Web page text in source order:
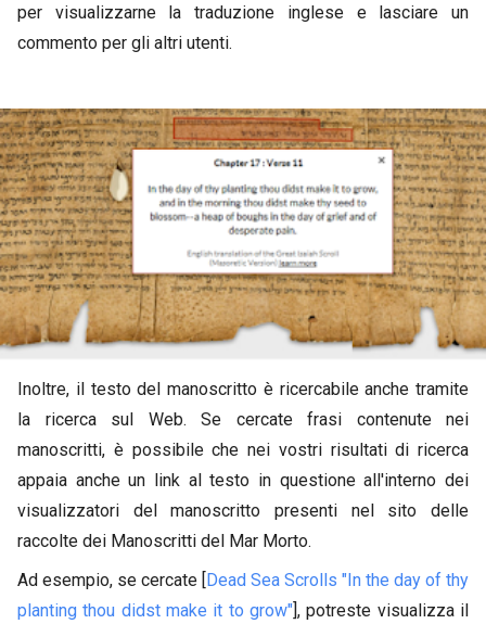
per visualizzarne la traduzione inglese e lasciare un
commento per gli altri utenti.
Inoltre, il testo del manoscritto è ricercabile anche tramite
la ricerca sul Web. Se cercate frasi contenute nei
manoscritti, è possibile che nei vostri risultati di ricerca
appaia anche un link al testo in questione all'interno dei
visualizzatori del manoscritto presenti nel sito delle
raccolte dei Manoscritti del Mar Morto.
Ad esempio, se cercate [Dead Sea Scrolls "In the day of thy
planting thou didst make it to grow"], potreste visualizza il